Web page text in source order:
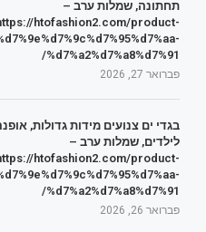
תחתונה, שמלות ערב –
htofashion2.com/product-
%d7%a2%d7%a8%d7%91/
פברואר 27, 2026
בגדי ים צנועים מידות גדולות,
לילדים, שמלות ערב –
htofashion2.com/product-
%d7%a2%d7%a8%d7%91/
פברואר 26, 2026